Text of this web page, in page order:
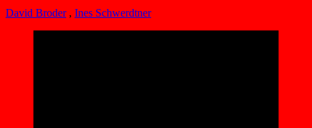
David Broder , Ines Schwerdtner